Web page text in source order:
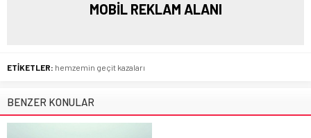
MOBİL REKLAM ALANI
ETİKETLER: hemzemin geçit kazaları
BENZER KONULAR